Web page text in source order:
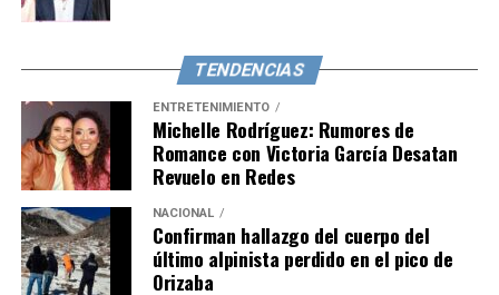
TENDENCIAS
ENTRETENIMIENTO
Michelle Rodríguez: Rumores de
Romance con Victoria García Desatan
Revuelo en Redes
NACIONAL
Confirman hallazgo del cuerpo del
último alpinista perdido en el pico de
Orizaba